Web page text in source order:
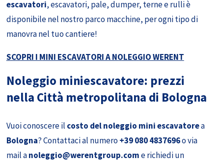
escavatori, escavatori, pale, dumper, terne e rulli è
disponibile nel nostro parco macchine, per ogni tipo di
manovra nel tuo cantiere!
SCOPRI I MINI ESCAVATORI A NOLEGGIO WERENT
Noleggio miniescavatore: prezzi
nella Città metropolitana di Bologna
Vuoi conoscere il costo del noleggio mini escavatorea
Bologna? Contattaci al numero+39 080 4837696o via
mail anoleggio@werentgroup.come richiedi un